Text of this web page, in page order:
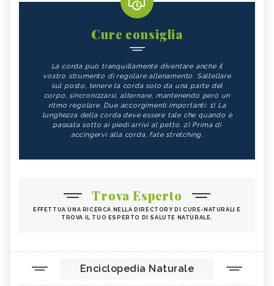
Cure consiglia
La corda può tranquillamente diventare anche il
vostro strumento di regolare allenamento. Saltellare
sul posto, tenere la corda solo da una parte del
corpo, sincronizzarsi, alternare, mantenendo però un
ritmo regolare. Due accorgimenti importanti: 1) La
lunghezza della corda deve essere tale che quando è
passata sotto ai piedi arrivi al petto. 2) Prima di
accingervi alla corda, fate stretching.
Trova Esperto
EFFETTUA UNA RICERCA NELLA DIRECTORY DI CURE-NATURALI E
TROVA IL TUO ESPERTO DI SALUTE NATURALE.
Enciclopedia Naturale